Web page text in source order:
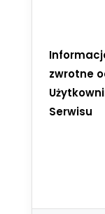
zwrotne
Serwisu